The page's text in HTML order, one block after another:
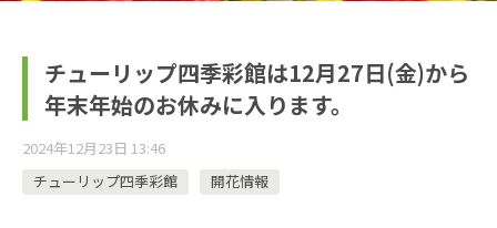
チューリップ四季彩館は12月27日(金)から
年末年始のお休みに入ります。
2024年12月23日 13:46
チューリップ四季彩館
開花情報